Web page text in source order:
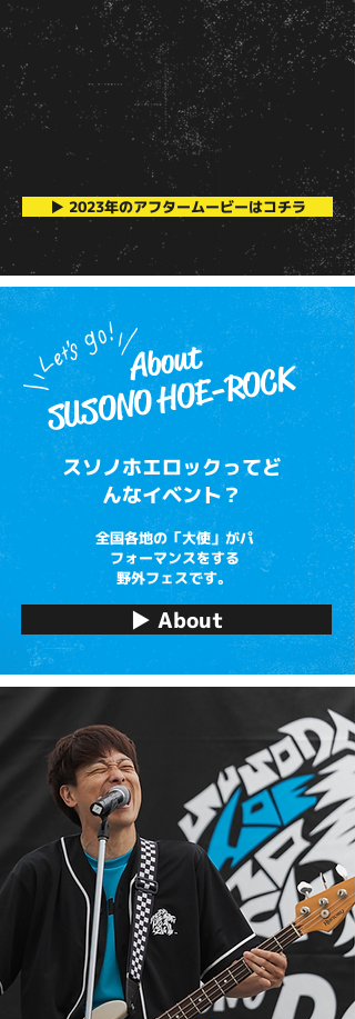
▶ 2023年のアフタームービーはコチラ
About
SUSONO HOE-ROCK
スソノホエロックってど
んなイベント？
全国各地の「大使」がパ
フォーマンスをする
​野外フェスです。
▶ About